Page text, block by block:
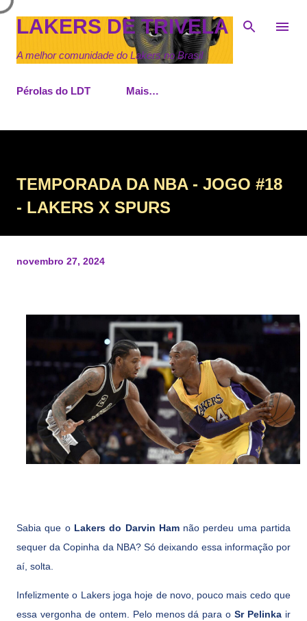
Pular para o conteúdo principal
LAKERS DE TRIVELA
A melhor comunidade do Lakers no Brasil
Pérolas do LDT Mais…
TEMPORADA DA NBA - JOGO #18
- LAKERS X SPURS
novembro 27, 2024
Sabia que o Lakers do Darvin Hamnão perdeu uma partida
sequer da Copinha da NBA? Só deixando essa informação por
aí, solta.
Infelizmente o Lakers joga hoje de novo, pouco mais cedo que
essa vergonha de ontem. Pelo menos dá para oSr Pelinka ir